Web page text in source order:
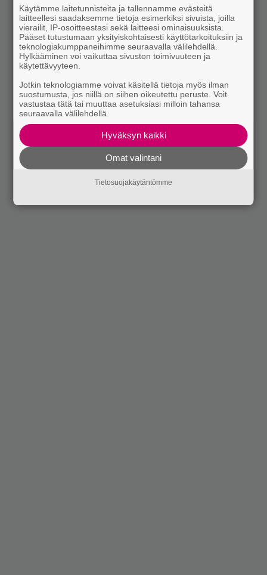
Käytämme laitetunnisteita ja tallennamme evästeitä
laitteellesi saadaksemme tietoja esimerkiksi sivuista, joilla
vierailit, IP-osoitteestasi sekä laitteesi ominaisuuksista.
Pääset tutustumaan yksityiskohtaisesti käyttötarkoituksiin ja
teknologiakumppaneihimme seuraavalla välilehdellä.
Hylkääminen voi vaikuttaa sivuston toimivuuteen ja
käytettävyyteen.
Jotkin teknologiamme voivat käsitellä tietoja myös ilman
suostumusta, jos niillä on siihen oikeutettu peruste. Voit
vastustaa tätä tai muuttaa asetuksiasi milloin tahansa
seuraavalla välilehdellä.
Hyväksyn kaikki
Omat valintani
Tietosuojakäytäntömme